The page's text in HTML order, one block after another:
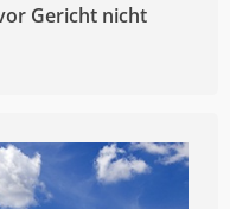
Gericht nicht